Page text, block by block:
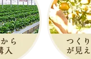
トロベリーなど、お好
スクリーム＆フロー
様の声 16件